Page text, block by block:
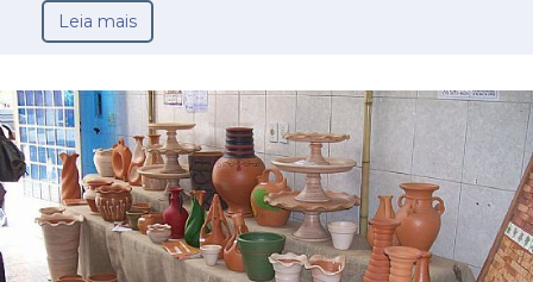
Leia mais